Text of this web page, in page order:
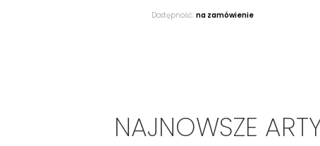
Dostępność: na zamówienie
NAJNOWSZE